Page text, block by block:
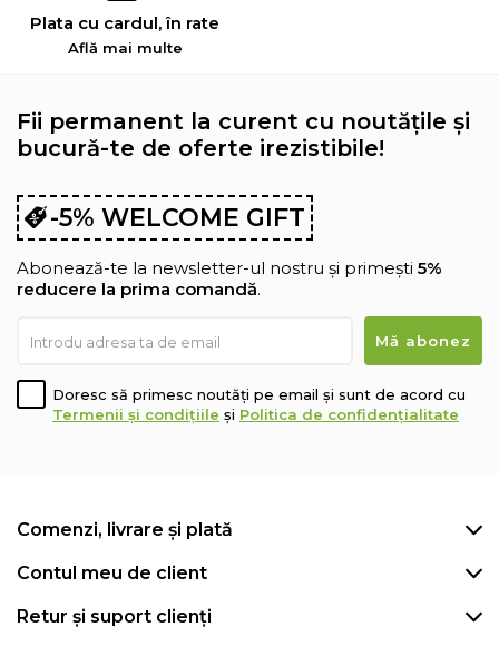
Plata cu cardul, în rate
Află mai multe
Fii permanent la curent cu noutățile și
bucură-te de oferte irezistibile!
-5% WELCOME GIFT
Abonează-te la newsletter-ul nostru și primești 5%
reducere la prima comandă.
Doresc să primesc noutăți pe email și sunt de acord cu
Termenii și condițiile și Politica de confidențialitate
Comenzi, livrare și plată
Contul meu de client
Retur și suport clienți